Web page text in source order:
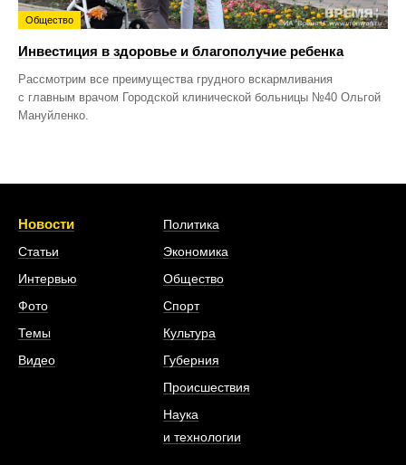
Общество
Инвестиция в здоровье и благополучие ребенка
Рассмотрим все преимущества грудного вскармливания
с главным врачом Городской клинической больницы №40 Ольгой
Мануйленко.
Новости
Статьи
Интервью
Фото
Темы
Видео
Политика
Экономика
Общество
Спорт
Культура
Губерния
Происшествия
Наука
и технологии